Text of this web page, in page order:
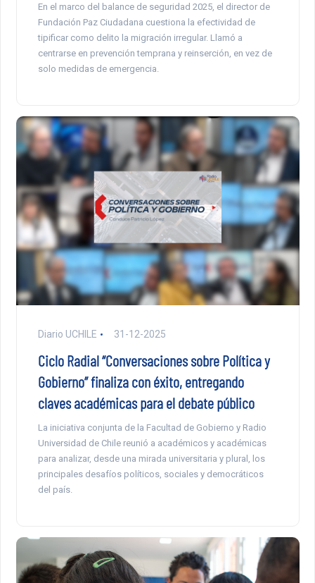
En el marco del balance de seguridad 2025, el director de
Fundación Paz Ciudadana cuestiona la efectividad de
tipificar como delito la migración irregular. Llamó a
centrarse en prevención temprana y reinserción, en vez de
solo medidas de emergencia.
Diario UCHILE 31-12-2025
Ciclo Radial “Conversaciones sobre Política y
Gobierno” finaliza con éxito, entregando
claves académicas para el debate público
La iniciativa conjunta de la Facultad de Gobierno y Radio
Universidad de Chile reunió a académicos y académicas
para analizar, desde una mirada universitaria y plural, los
principales desafíos políticos, sociales y democráticos
del país.